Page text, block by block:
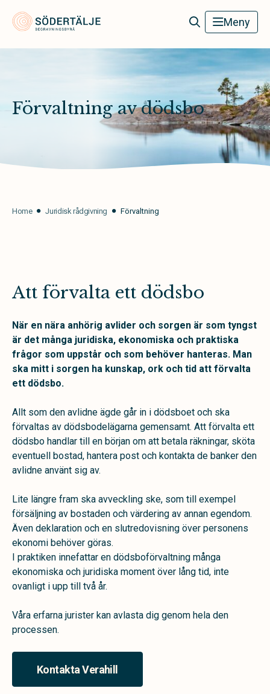
Södertälje Begravningsbyrå Meny
Förvaltning av dödsbo
Home Juridisk rådgivning Förvaltning
Att förvalta ett dödsbo
När en nära anhörig avlider och sorgen är som tyngst
är det många juridiska, ekonomiska och praktiska
frågor som uppstår och som behöver hanteras. Man
ska mitt i sorgen ha kunskap, ork och tid att förvalta
ett dödsbo.
Allt som den avlidne ägde går in i dödsboet och ska
förvaltas av dödsbodelägarna gemensamt. Att förvalta ett
dödsbo handlar till en början om att betala räkningar, sköta
eventuell bostad, hantera post och kontakta de banker den
avlidne använt sig av.
Lite längre fram ska avveckling ske, som till exempel
försäljning av bostaden och värdering av annan egendom.
Även deklaration och en slutredovisning över personens
ekonomi behöver göras.
I praktiken innefattar en dödsboförvaltning många
ekonomiska och juridiska moment över lång tid, inte
ovanligt i upp till två år.
Våra erfarna jurister kan avlasta dig genom hela den
processen.
Kontakta Verahill